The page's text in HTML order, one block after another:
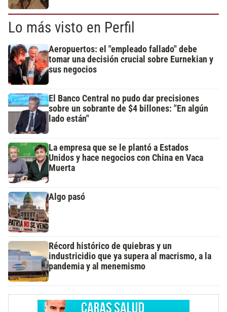
Lo más visto en Perfil
Aeropuertos: el "empleado fallado" debe
tomar una decisión crucial sobre Eurnekian y
sus negocios
El Banco Central no pudo dar precisiones
sobre un sobrante de $4 billones: "En algún
lado están"
La empresa que se le plantó a Estados
Unidos y hace negocios con China en Vaca
Muerta
Algo pasó
Récord histórico de quiebras y un
industricidio que ya supera al macrismo, a la
pandemia y al menemismo